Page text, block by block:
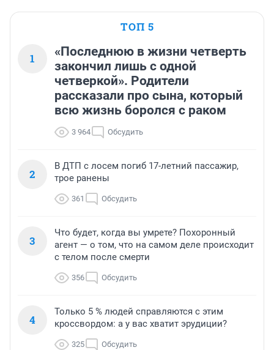
ТОП 5
1
«Последнюю в жизни четверть
закончил лишь с одной
четверкой». Родители
рассказали про сына, который
всю жизнь боролся с раком
3 964 Обсудить
2
В ДТП с лосем погиб 17-летний пассажир,
трое ранены
361 Обсудить
3
Что будет, когда вы умрете? Похоронный
агент — о том, что на самом деле происходит
с телом после смерти
356 Обсудить
4
Только 5 % людей справляются с этим
кроссвордом: а у вас хватит эрудиции?
325 Обсудить